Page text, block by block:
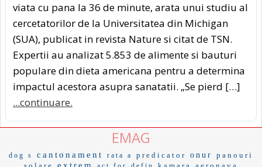
viata cu pana la 36 de minute, arata unui studiu al
cercetatorilor de la Universitatea din Michigan
(SUA), publicat in revista Nature si citat de TSN.
Expertii au analizat 5.853 de alimente si bauturi
populare din dieta americana pentru a determina
impactul acestora asupra sanatatii. „Se pierd […]
...continuare.
EMAG
dog s cantonament rata a predicator onur
panouri